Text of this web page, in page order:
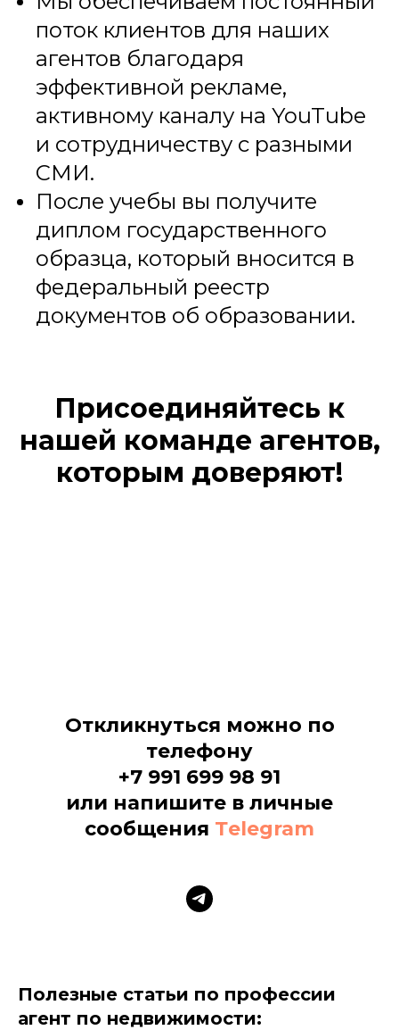
поток клиентов для наших
агентов благодаря
эффективной рекламе,
активному каналу на YouTube
и сотрудничеству с разными
СМИ.
После учебы вы получите
диплом государственного
образца, который вносится в
федеральный реестр
документов об образовании.
Присоединяйтесь к
нашей команде агентов,
которым доверяют!
Откликнуться можно по
телефону
+7 991 699 98 91
или напишите в личные
сообщения Тelegram
Полезные статьи по профессии
агент по недвижимости: